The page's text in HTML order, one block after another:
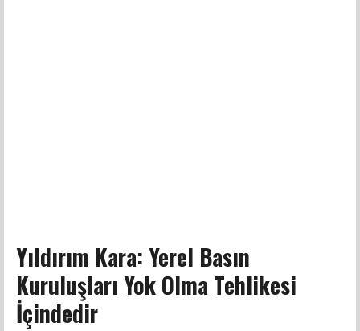
Yıldırım Kara: Yerel Basın
Kuruluşları Yok Olma Tehlikesi
İçindedir